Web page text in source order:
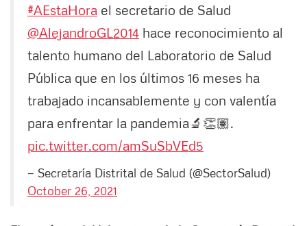
#AEstaHora el secretario de Salud
@AlejandroGL2014 hace reconocimiento al
talento humano del Laboratorio de Salud
Pública que en los últimos 16 meses ha
trabajado incansablemente y con valentía
para enfrentar la pandemia🔬👏🏽.
pic.twitter.com/amSuSbVEd5
— Secretaría Distrital de Salud (@SectorSalud)
October 26, 2021